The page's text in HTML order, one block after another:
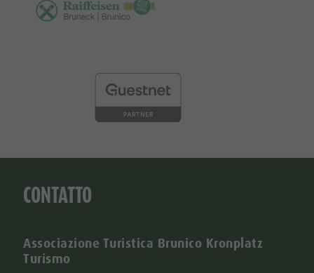
CONTATTO
Associazione Turistica Brunico Kronplatz
Turismo